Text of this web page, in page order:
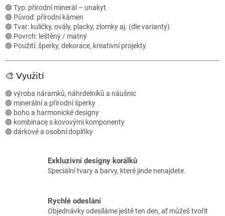
c
í
r
v
ý
s
🟢 Typ: přírodní minerál – unakyt
🟢 Původ: přírodní kámen
🟢 Tvar: kuličky, ovály, placky, zlomky aj. (dle varianty)
🟢 Povrch: leštěný / matný
🟢 Použití: šperky, dekorace, kreativní projekty
🎨 Využití
🟢 výroba náramků, náhrdelníků a náušnic
🟢 minerální a přírodní šperky
🟢 boho a harmonické designy
🟢 kombinace s kovovými komponenty
🟢 dárkové a osobní doplňky
Exkluzivní designy korálků
Speciální tvary a barvy, které jinde nenajdete.
Rychlé odeslání
Objednávky odesíláme ještě ten den, ať můžeš tvořit